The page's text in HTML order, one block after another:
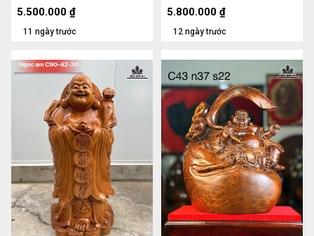
11 ngày trước
5.500.000 ₫
Sâu 18 (cm)
12 ngày trước
5.800.000 ₫